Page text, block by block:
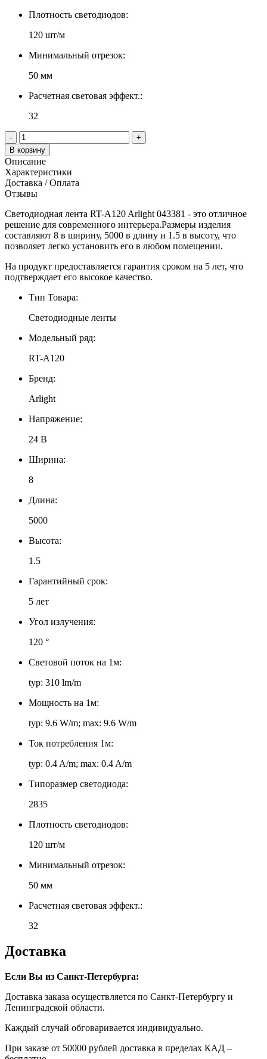
Плотность светодиодов:
120 шт/м
Минимальный отрезок:
50 мм
Расчетная световая эффект.:
32
-
+
В корзину
Описание
Характеристики
Доставка / Оплата
Отзывы
Светодиодная лента RT-A120 Arlight 043381 - это отличное
решение для современного интерьера.Размеры изделия
составляют 8 в ширину, 5000 в длину и 1.5 в высоту, что
позволяет легко установить его в любом помещении.
На продукт предоставляется гарантия сроком на 5 лет, что
подтверждает его высокое качество.
Тип Товара:
Светодиодные ленты
Модельный ряд:
RT-A120
Бренд:
Arlight
Напряжение:
24 В
Ширина:
8
Длина:
5000
Высота:
1.5
Гарантийный срок:
5 лет
Угол излучения:
120 °
Световой поток на 1м:
typ: 310 lm/m
Мощность на 1м:
typ: 9.6 W/m; max: 9.6 W/m
Ток потребления 1м:
typ: 0.4 A/m; max: 0.4 A/m
Типоразмер светодиода:
2835
Плотность светодиодов:
120 шт/м
Минимальный отрезок:
50 мм
Расчетная световая эффект.:
32
Доставка
Если Вы из Санкт-Петербурга:
Доставка заказа осуществляется по Санкт-Петербургу и
Ленинградской области.
Каждый случай обговаривается индивидуально.
При заказе от 50000 рублей доставка в пределах КАД –